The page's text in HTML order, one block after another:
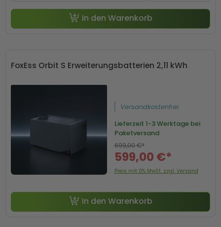
In den Warenkorb
FoxEss Orbit S Erweiterungsbatterien 2,11 kWh
Versandkostenfrei
Lieferzeit 1-3 Werktage bei
Paketversand
599,00 €*
699,00 €*
Preis mit 0% MwSt. zzgl. Versand
In den Warenkorb
-50 € mit Code SP50